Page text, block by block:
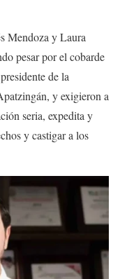
Mendoza y Laura
pesar por el cobarde
de la
y exigieron a
seria, expedita y
y castigar a los